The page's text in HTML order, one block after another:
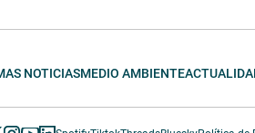
NOTICIASMEDIO AMBIENTE